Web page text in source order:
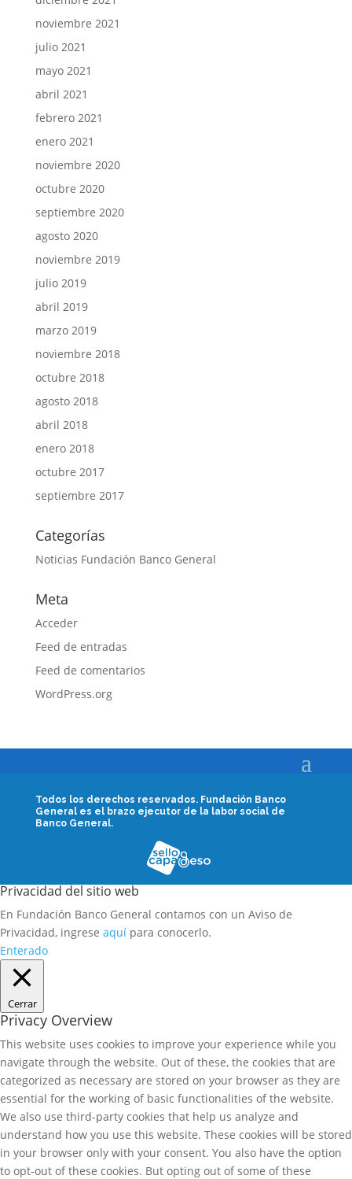
noviembre 2021
julio 2021
mayo 2021
abril 2021
febrero 2021
enero 2021
noviembre 2020
octubre 2020
septiembre 2020
agosto 2020
noviembre 2019
julio 2019
abril 2019
marzo 2019
noviembre 2018
octubre 2018
agosto 2018
abril 2018
enero 2018
octubre 2017
septiembre 2017
Categorías
Noticias Fundación Banco General
Meta
Acceder
Feed de entradas
Feed de comentarios
WordPress.org
Todos los derechos reservados. Fundación Banco
General es el brazo ejecutor de la labor social de
Banco General.
Privacidad del sitio web
En Fundación Banco General contamos con un Aviso de
Privacidad, ingrese aquí para conocerlo.
Enterado
Cerrar
Privacy Overview
This website uses cookies to improve your experience while you
navigate through the website. Out of these, the cookies that are
categorized as necessary are stored on your browser as they are
essential for the working of basic functionalities of the website.
We also use third-party cookies that help us analyze and
understand how you use this website. These cookies will be stored
in your browser only with your consent. You also have the option
to opt-out of these cookies. But opting out of some of these